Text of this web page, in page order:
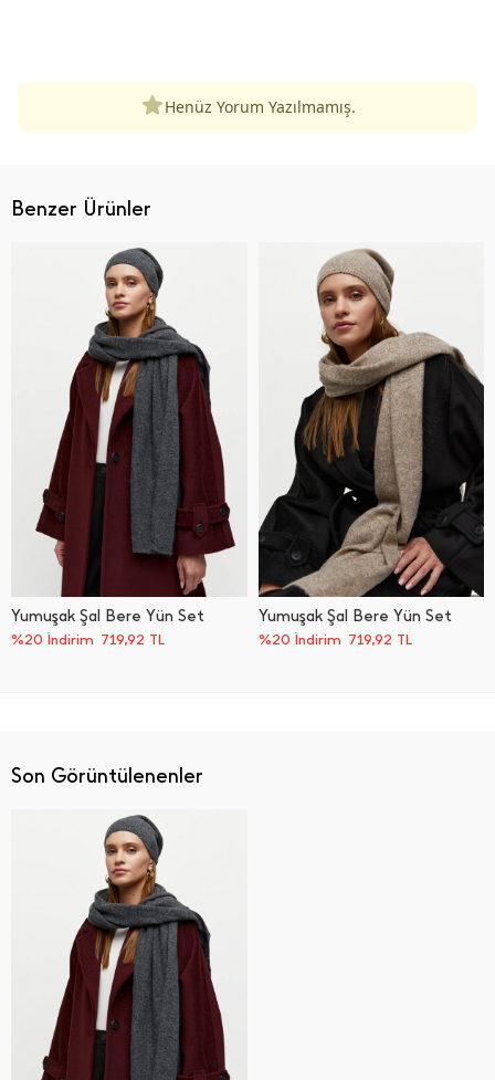
Henüz Yorum Yazılmamış.
Benzer Ürünler
Yumuşak Şal Bere Yün Set
%20 İndirim 719,92 TL
Yumuşak Şal Bere Yün Set
%20 İndirim 719,92 TL
Son Görüntülenenler